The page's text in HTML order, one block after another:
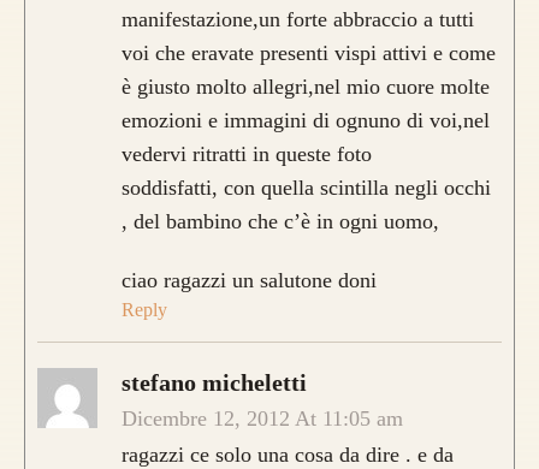
manifestazione,un forte abbraccio a tutti
voi che eravate presenti vispi attivi e come
è giusto molto allegri,nel mio cuore molte
emozioni e immagini di ognuno di voi,nel
vedervi ritratti in queste foto
soddisfatti, con quella scintilla negli occhi
, del bambino che c’è in ogni uomo,
ciao ragazzi un salutone doni
Reply
stefano micheletti
Dicembre 12, 2012 At 11:05 am
ragazzi ce solo una cosa da dire . e da